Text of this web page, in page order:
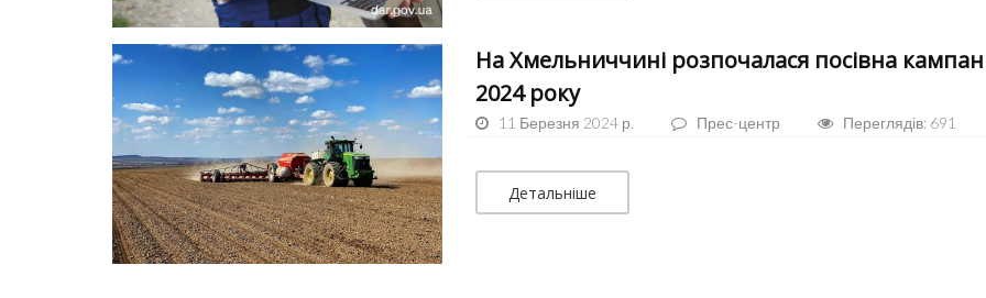
На Хмельниччині розпочалася посівна
2024 року
11 Березня 2024 р. Прес-центр Переглядів: 691
Детальніше